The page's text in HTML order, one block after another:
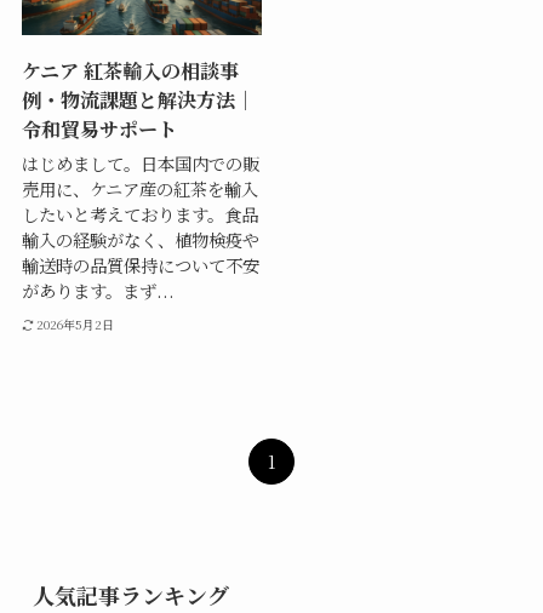
ケニア 紅茶輸入の相談事
例・物流課題と解決方法｜
令和貿易サポート
はじめまして。日本国内での販
売用に、ケニア産の紅茶を輸入
したいと考えております。食品
輸入の経験がなく、植物検疫や
輸送時の品質保持について不安
があります。まず...
2026年5月2日
1
人気記事ランキング